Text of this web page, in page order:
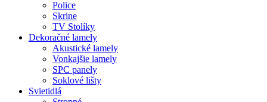
Police
Skrine
TV Stolíky
Dekoračné lamely
Akustické lamely
Vonkajšie lamely
SPC panely
Soklové lišty
Svietidlá